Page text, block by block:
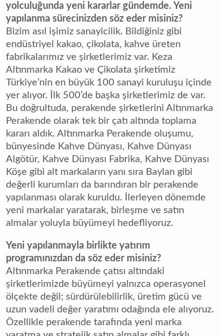
yolculuğunda yeni kararlar gündemde. Yeni
yapılanma sürecinizden söz eder misiniz?
Bizim asıl işimiz sanayicilik. Bildiğiniz gibi
endüstriyel kakao, çikolata, kahve üreten
fabrikalarımız ve şirketlerimiz var. Keza
Altınmarka Kakao ve Çikolata şirketimiz
Türkiye’nin en büyük 100 sanayi kuruluşu içinde
yer alıyor. İlk 500’de başka şirketlerimiz de var.
Bu doğrultuda, perakende şirketlerini Altınmarka
Perakende olarak tek bir çatı altında toplama
kararı aldık. Altınmarka Perakende oluşumu,
bünyesinde Kahve Dünyası, Kahve Dünyası
Algötür, Kahve Dünyası Fabrika, Kahve Dünyası
Köşe gibi alt markaların yanı sıra Baylan gibi
değerli kurumları da barındıran bir perakende
yapılanması olarak kuruldu. İlerleyen dönemde
yeni markalar yaratarak, birleşme ve satın
almalar yoluyla büyümeyi hedefliyoruz.
Yeni yapılanmayla birlikte yatırım
programınızdan da söz eder misiniz?
Altınmarka Perakende çatısı altındaki
şirketlerimizde büyümeyi yalnızca operasyonel
ölçekte değil; sürdürülebilirlik, üretim gücü ve
uzun vadeli değer yaratımı odağında ele alıyoruz.
Özellikle perakende tarafında yeni marka